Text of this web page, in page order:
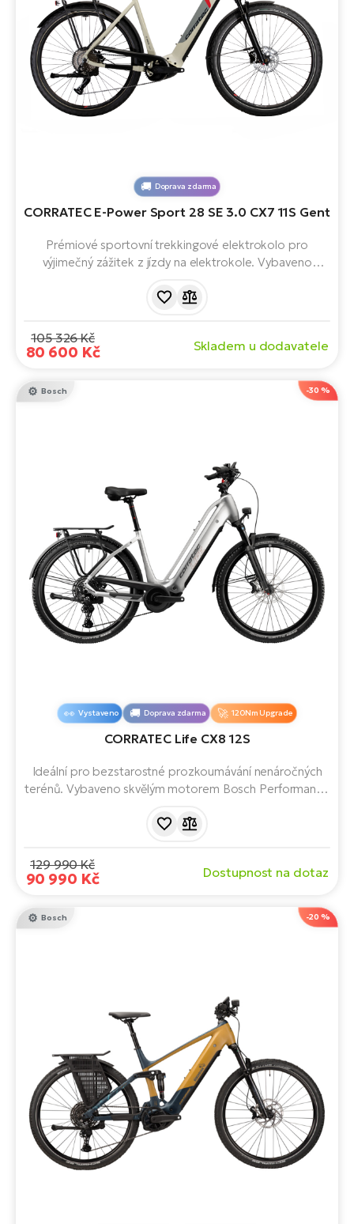
Doprava zdarma
CORRATEC E-Power Sport 28 SE 3.0 CX7 11S Gent
Prémiové sportovní trekkingové elektrokolo pro
výjimečný zážitek z jízdy na elektrokole. Vybaveno
BES3, baterií s kapacitou 750 Wh a spolehlivými brzdami
technologie a ergonomického designu.
105 326 Kč
80 600 Kč Skladem u dodavatele
-30 %
Bosch
120Nm Upgrade
Vystaveno Doprava zdarma
CORRATEC Life CX8 12S
Ideální pro bezstarostné prozkoumávání nenáročných
terénů. Vybaveno skvělým motorem Bosch Performance
800 Wh a sníženým rámem pro ještě větší pohodlí. S
129 990 Kč
90 990 Kč Dostupnost na dotaz
-20 %
Bosch